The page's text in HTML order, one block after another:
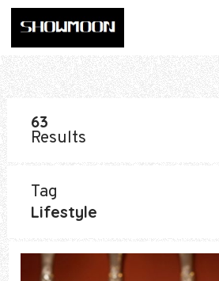
63
Results
Tag
Lifestyle